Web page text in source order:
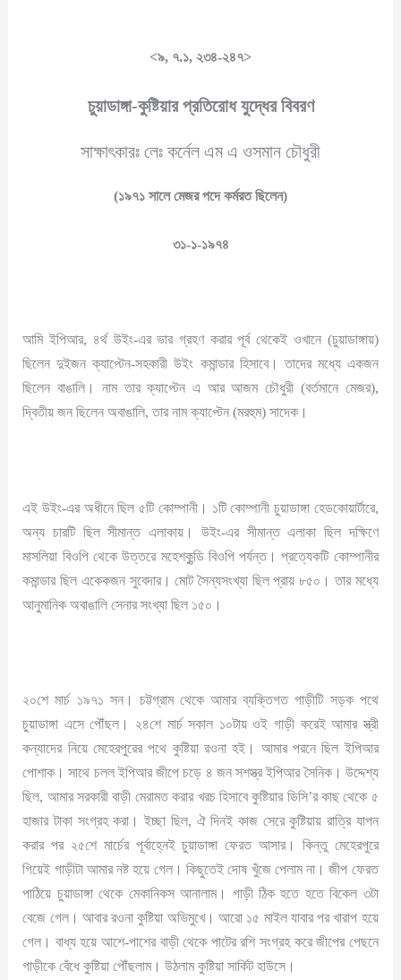
<৯, ৭.১, ২৩৪-২৪৭>
চুয়াডাঙ্গা-কুষ্টিয়ার প্রতিরোধ যুদ্ধের বিবরণ
সাক্ষাৎকারঃ লেঃ কর্নেল এম এ ওসমান চৌধুরী
(১৯৭১ সালে মেজর পদে কর্মরত ছিলেন)
৩১-১-১৯৭৪
আমি ইপিআর, ৪র্থ উইং-এর ভার গ্রহণ করার পূর্ব থেকেই ওখানে (চুয়াডাঙ্গায়)
ছিলেন দুইজন ক্যাপ্টেন-সহকারী উইং কমান্ডার হিসাবে। তাদের মধ্যে একজন
ছিলেন বাঙালি। নাম তার ক্যাপ্টেন এ আর আজম চৌধুরী (বর্তমানে মেজর),
দ্বিতীয় জন ছিলেন অবাঙালি, তার নাম ক্যাপ্টেন (মরহুম) সাদেক।
এই উইং-এর অধীনে ছিল ৫টি কোম্পানী। ১টি কোম্পানী চুয়াডাঙ্গা হেডকোয়ার্টারে,
অন্য চারটি ছিল সীমান্ত এলাকায়। উইং-এর সীমান্ত এলাকা ছিল দক্ষিণে
মাসলিয়া বিওপি থেকে উত্তরে মহেশকুন্ডি বিওপি পর্যন্ত। প্রত্যেকটি কোম্পানীর
কমান্ডার ছিল একেকজন সুবেদার। মোট সৈন্যসংখ্যা ছিল প্রায় ৮৫০। তার মধ্যে
আনুমানিক অবাঙালি সেনার সংখ্যা ছিল ১৫০।
২০শে মার্চ ১৯৭১ সন। চট্টগ্রাম থেকে আমার ব্যক্তিগত গাড়ীটি সড়ক পথে
চুয়াডাঙ্গা এসে পৌঁছল। ২৪শে মার্চ সকাল ১০টায় ওই গাড়ী করেই আমার স্ত্রী
কন্যাদের নিয়ে মেহেরপুরের পথে কুষ্টিয়া রওনা হই। আমার পরনে ছিল ইপিআর
পোশাক। সাথে চলল ইপিআর জীপে চড়ে ৪ জন সশস্ত্র ইপিআর সৈনিক। উদ্দেশ্য
ছিল, আমার সরকারী বাড়ী মেরামত করার খরচ হিসাবে কুষ্টিয়ার ডিসি’র কাছ থেকে ৫
হাজার টাকা সংগ্রহ করা। ইচ্ছা ছিল, ঐ দিনই কাজ সেরে কুষ্টিয়ায় রাত্রি যাপন
করার পর ২৫শে মার্চের পূর্বাহ্নেই চুয়াডাঙ্গা ফেরত আসার। কিন্তু মেহেরপুরে
গিয়েই গাড়ীটা আমার নষ্ট হয়ে গেল। কিছুতেই দোষ খুঁজে পেলাম না। জীপ ফেরত
পাঠিয়ে চুয়াডাঙ্গা থেকে মেকানিকস আনালাম। গাড়ী ঠিক হতে হতে বিকেল ৩টা
বেজে গেল। আবার রওনা কুষ্টিয়া অভিমুখে। আরো ১৫ মাইল যাবার পর খারাপ হয়ে
গেল। বাধ্য হয়ে আশে-পাশের বাড়ী থেকে পাটের রশি সংগ্রহ করে জীপের পেছনে
গাড়ীকে বেঁধে কুষ্টিয়া পৌঁছলাম। উঠলাম কুষ্টিয়া সার্কিট হাউসে।